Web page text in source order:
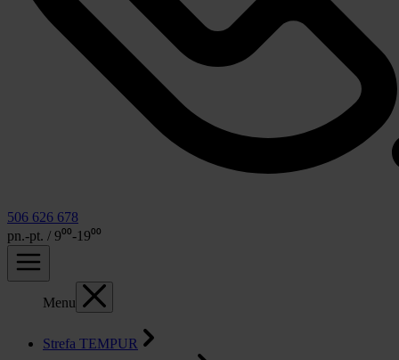
506 626 678
pn.-pt. / 9⁰⁰-19⁰⁰
Menu
Strefa TEMPUR